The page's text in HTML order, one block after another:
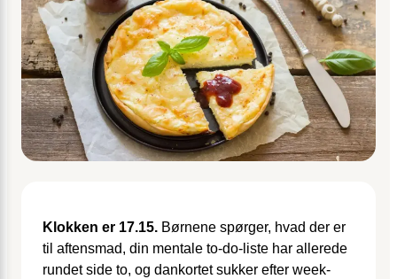
Klokken er 17.15. Børnene spørger, hvad der er
til aftensmad, din mentale to-do-liste har allerede
rundet side to, og dankortet sukker efter week­